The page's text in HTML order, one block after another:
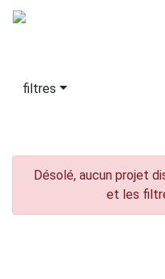
filtres
Désolé, aucun projet
et les